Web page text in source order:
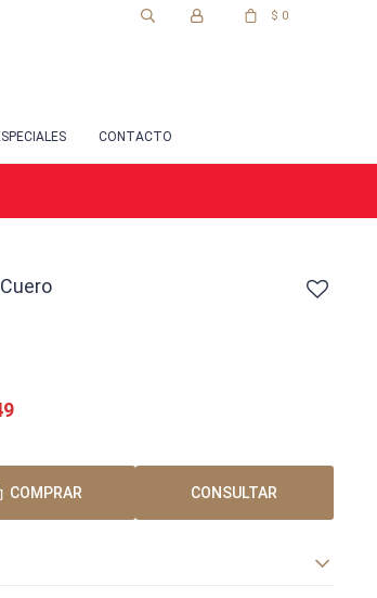
CONTACTO
$ 0
COMPRAR CONSULTAR